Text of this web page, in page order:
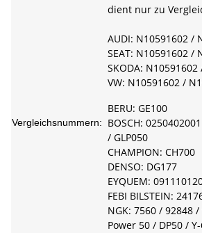
Vergleichsnummern:
dient nur zu
AUDI: N10591602 /
SEAT: N10591602 /
SKODA:
VW: N10591602 /
BERU: GE100
BOSCH:
/ GLP050
CHAMPION: CH700
DENSO: DG177
EYQUEM:
FEBI BILSTEIN:
NGK: 7560 / 92848
Power 50 / DP50 / Y-